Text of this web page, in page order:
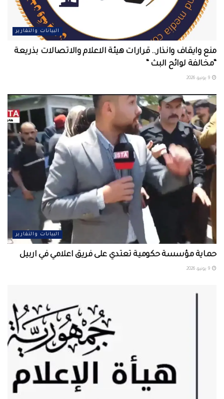
البيانات والتقارير
منع وايقاف وانذار.. قرارات هيئة الاعلام والاتصالات بذريعة
“مخالفة لوائح البث “
البيانات والتقارير
حماية مؤسسة حكومية تعتدي على فريق اعلامي في اربيل ‏